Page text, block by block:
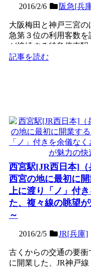
2016/2/6 阪急[兵
大阪梅田と神戸三宮
急第３位の利用客数
が接続する特急停車
い建物が密集する地帯...
記事を読む
西宮駅[JR西日本]（
西宮の地に最初に
上に渡り「ノ」付
た、複々線の眺望
～
2016/2/5 JR[兵庫]
古くからの交通の要
に開業した、JR神戸